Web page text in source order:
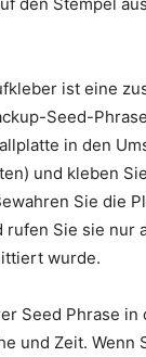
ist eine
Seed-
in den
und kleben
Sie die
rufen Sie sie nur
wurde.
Seed Phrase in
und Zeit. Wenn